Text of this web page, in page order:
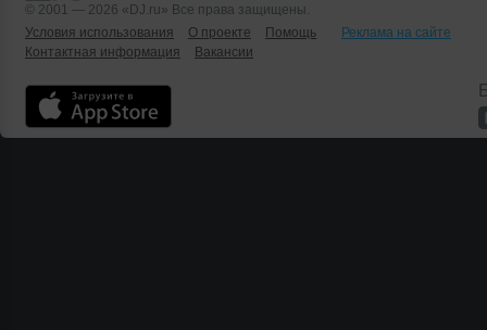
© 2001 — 2026 «DJ.ru» Все права защищены.
Условия использования
О проекте Помощь
Реклама на сайте
Контактная информация
Вакансии